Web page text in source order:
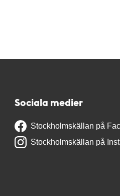
Sociala medier
Stockholmskällan på
Stockholmskällan på